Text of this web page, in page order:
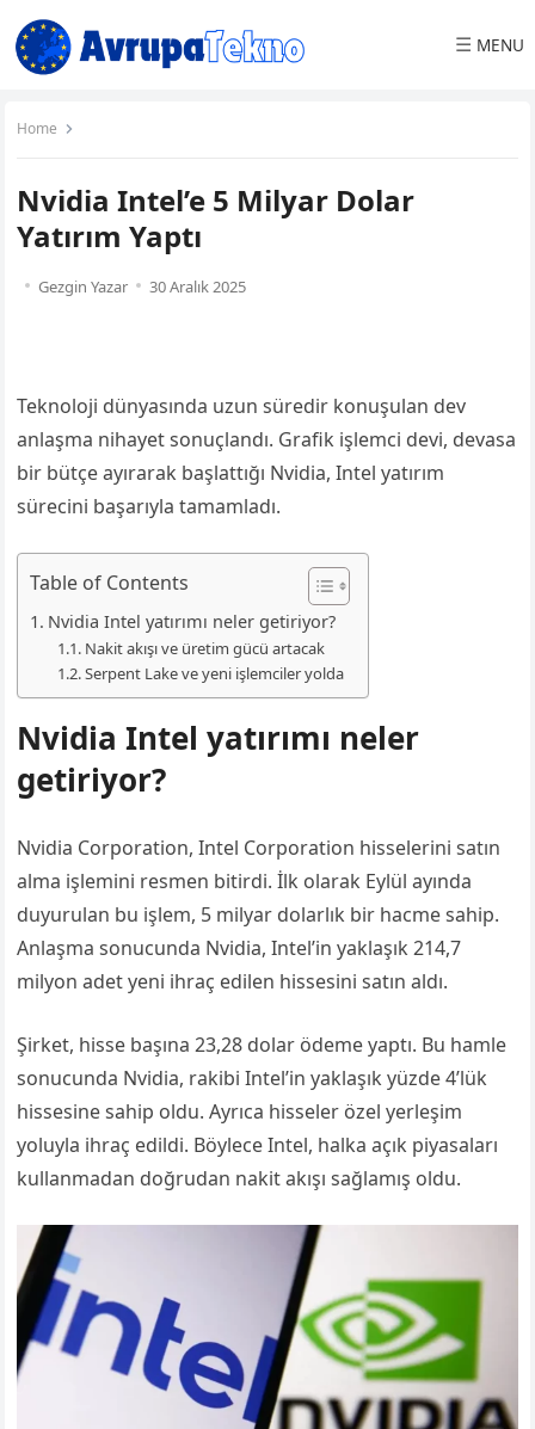
☰ MENU
Home
Nvidia Intel’e 5 Milyar Dolar
Yatırım Yaptı
Gezgin Yazar 30 Aralık 2025
Teknoloji dünyasında uzun süredir konuşulan dev
anlaşma nihayet sonuçlandı. Grafik işlemci devi, devasa
bir bütçe ayırarak başlattığı Nvidia, Intel yatırım
sürecini başarıyla tamamladı.
Table of Contents
Nvidia Intel yatırımı neler getiriyor?
Nakit akışı ve üretim gücü artacak
Serpent Lake ve yeni işlemciler yolda
Nvidia Intel yatırımı neler
getiriyor?
Nvidia Corporation, Intel Corporation hisselerini satın
alma işlemini resmen bitirdi. İlk olarak Eylül ayında
duyurulan bu işlem, 5 milyar dolarlık bir hacme sahip.
Anlaşma sonucunda Nvidia, Intel’in yaklaşık 214,7
milyon adet yeni ihraç edilen hissesini satın aldı.
Şirket, hisse başına 23,28 dolar ödeme yaptı. Bu hamle
sonucunda Nvidia, rakibi Intel’in yaklaşık yüzde 4’lük
hissesine sahip oldu. Ayrıca hisseler özel yerleşim
yoluyla ihraç edildi. Böylece Intel, halka açık piyasaları
kullanmadan doğrudan nakit akışı sağlamış oldu.